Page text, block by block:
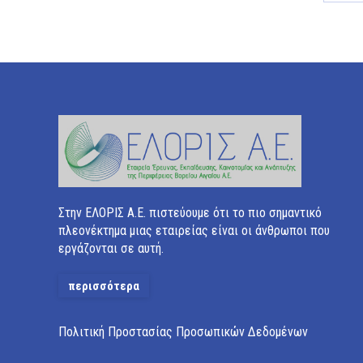
Στην ΕΛΟΡΙΣ Α.Ε. πιστεύουμε ότι το πιο σημαντικό
πλεονέκτημα μιας εταιρείας είναι οι άνθρωποι που
εργάζονται σε αυτή.
περισσότερα
Πολιτική Προστασίας Προσωπικών Δεδομένων